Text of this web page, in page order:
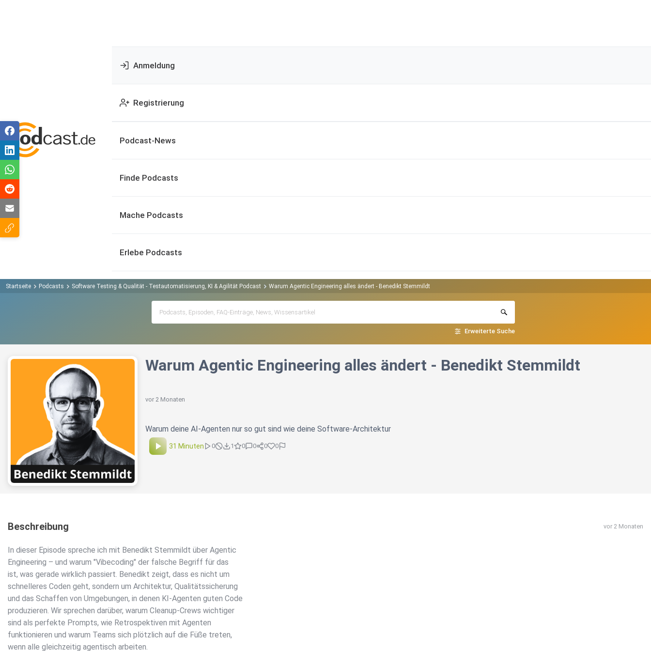
Anmeldung
Registrierung
Podcast-News
Finde Podcasts
Mache Podcasts
Erlebe Podcasts
Startseite Podcasts Software Testing & Qualität - Testautomatisierung, KI & Agilität Podcast Warum Agentic Engineering alles ändert - Benedikt Stemmildt
Erweiterte Suche
Warum Agentic Engineering alles ändert - Benedikt Stemmildt
vor 2 Monaten
Warum deine AI-Agenten nur so gut sind wie deine Software-Architektur
31 Minuten 0 1 0 0 0 0
Beschreibung vor 2 Monaten
In dieser Episode spreche ich mit Benedikt Stemmildt über Agentic
Engineering – und warum "Vibecoding" der falsche Begriff für das
ist, was gerade wirklich passiert. Benedikt zeigt, dass es nicht um
schnelleres Coden geht, sondern um Architektur, Qualitätssicherung
und das Schaffen von Umgebungen, in denen KI-Agenten guten Code
produzieren. Wir sprechen darüber, warum Cleanup-Crews wichtiger
sind als perfekte Prompts, wie Retrospektiven mit Agenten
funktionieren und warum Teams sich plötzlich auf die Füße treten,
wenn alle gleichzeitig agentisch arbeiten.